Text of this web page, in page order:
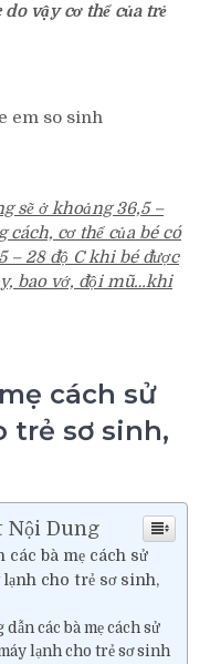
vậy cơ thể của trẻ
sẽ ở khoảng 36,5 –
cách, cơ thể của bé có
– 28 độ C khi bé được
bao vớ, đội mũ…khi
cách sử
trẻ sơ sinh,
Nội Dung
các bà mẹ cách sử
lạnh cho trẻ sơ sinh,
dẫn các bà mẹ cách sử
lạnh cho trẻ sơ sinh